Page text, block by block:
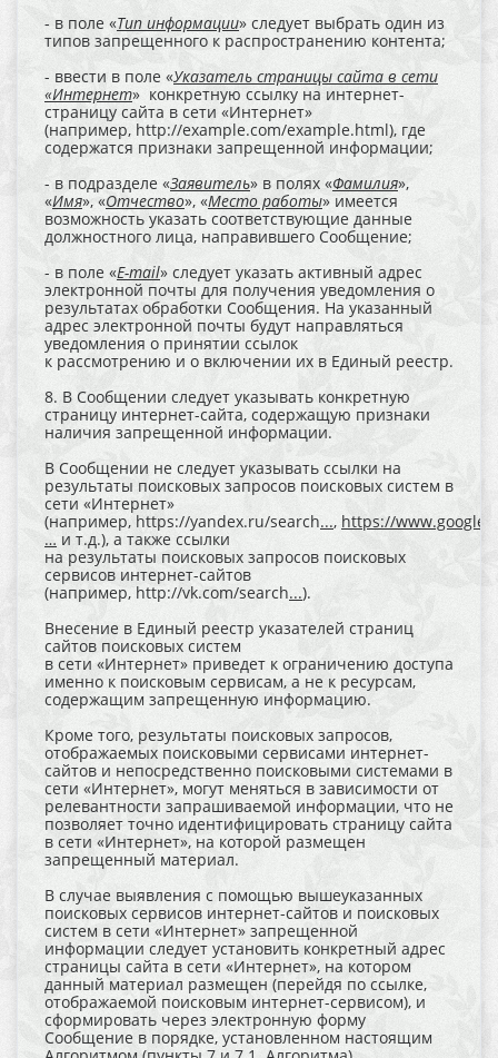
- в поле «Тип информации» следует выбрать один из
типов запрещенного к распространению контента;
- ввести в поле «Указатель страницы сайта в сети
«Интернет» конкретную ссылку на интернет-
страницу сайта в сети «Интернет»
(например, http://example.com/example.html), где
содержатся признаки запрещенной информации;
- в подразделе «Заявитель» в полях «Фамилия»,
«Имя», «Отчество», «Место работы» имеется
возможность указать соответствующие данные
должностного лица, направившего Сообщение;
- в поле «E-mail» следует указать активный адрес
электронной почты для получения уведомления о
результатах обработки Сообщения. На указанный
адрес электронной почты будут направляться
уведомления о принятии ссылок
к рассмотрению и о включении их в Единый реестр.
8. В Сообщении следует указывать конкретную
страницу интернет-сайта, содержащую признаки
наличия запрещенной информации.
В Сообщении не следует указывать ссылки на
результаты поисковых запросов поисковых систем в
сети «Интернет»
(например, https://yandex.ru/search..., https://
… и т.д.), а также ссылки
на результаты поисковых запросов поисковых
сервисов интернет-сайтов
(например, http://vk.com/search...).
Внесение в Единый реестр указателей страниц
сайтов поисковых систем
в сети «Интернет» приведет к ограничению доступа
именно к поисковым сервисам, а не к ресурсам,
содержащим запрещенную информацию.
Кроме того, результаты поисковых запросов,
отображаемых поисковыми сервисами интернет-
сайтов и непосредственно поисковыми системами в
сети «Интернет», могут меняться в зависимости от
релевантности запрашиваемой информации, что не
позволяет точно идентифицировать страницу сайта
в сети «Интернет», на которой размещен
запрещенный материал.
В случае выявления с помощью вышеуказанных
поисковых сервисов интернет-сайтов и поисковых
систем в сети «Интернет» запрещенной
информации следует установить конкретный адрес
страницы сайта в сети «Интернет», на котором
данный материал размещен (перейдя по ссылке,
отображаемой поисковым интернет-сервисом), и
сформировать через электронную форму
Сообщение в порядке, установленном настоящим